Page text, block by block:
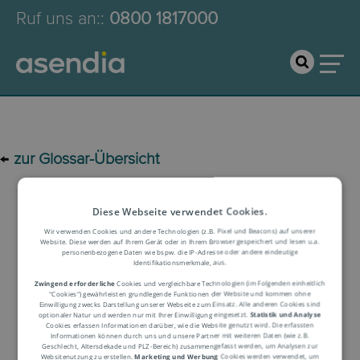
Ruf uns an:: 0800 1817000
← zur Glossar-Übersicht
Logistik-Glossar
Begriffserklärung
Diese Webseite verwendet Cookies.
Wir verwenden Cookies und andere Technologien (z.B. Pixel und Beacons) auf unserer
Website. Diese werden auf Ihrem Gerät oder in Ihrem Browser gespeichert und lesen u.a.
personenbezogene Daten wie bspw. die IP-Adresse oder andere eindeutige
Identifikationsmerkmale, aus.
Zwingend erforderlicheCookies und vergleichbare Technologien (im Folgenden einheitlich
"Cookies") gewährleisten grundlegende Funktionen der Website und kommen ohne
Einwilligung zwecks Darstellung unserer Webseite zum Einsatz. Alle anderen Cookies sind
optionaler Natur und werden nur mit Ihrer Einwilligung eingesetzt.Statistik und Analyse
Cookies erfassen Informationen darüber, wie die Website genutzt wird. Die erfassten
Informationen können durch uns und unsere Partner mit weiteren Daten (wie z.B.
Geschlecht, Altersdekade und PLZ-Bereich) zusammengefasst werden, um Analysen zur
Websitenutzung zu erstellen.Marketing und Werbung Cookies werden verwendet, um